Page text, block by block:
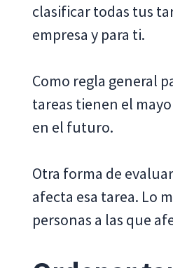
clasificar todas tus
empresa y para ti.
Como regla general
tareas tienen el
en el futuro.
Otra forma de
afecta esa tarea. Lo
personas a las que